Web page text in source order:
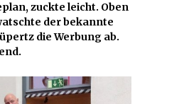
zuckte leicht. Oben
der bekannte
die Werbung ab.